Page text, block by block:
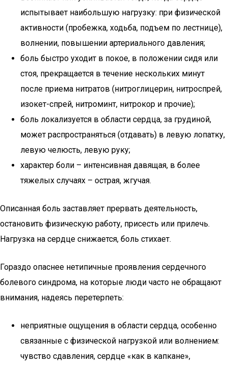
испытывает наибольшую нагрузку: при физической
активности (пробежка, ходьба, подъем по лестнице),
волнении, повышении артериального давления;
боль быстро уходит в покое, в положении сидя или
стоя, прекращается в течение нескольких минут
после приема нитратов (нитроглицерин, нитроспрей,
изокет-спрей, нитроминт, нитрокор и прочие);
боль локализуется в области сердца, за грудиной,
может распространяться (отдавать) в левую лопатку,
левую челюсть, левую руку;
характер боли – интенсивная давящая, в более
тяжелых случаях – острая, жгучая.
Описанная боль заставляет прервать деятельность,
остановить физическую работу, присесть или прилечь.
Нагрузка на сердце снижается, боль стихает.
Гораздо опаснее нетипичные проявления сердечного
болевого синдрома, на которые люди часто не обращают
внимания, надеясь перетерпеть:
неприятные ощущения в области сердца, особенно
связанные с физической нагрузкой или волнением:
чувство сдавления, сердце «как в капкане»,